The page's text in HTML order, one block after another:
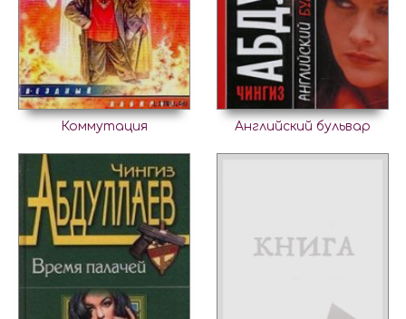
Коммутация Английский бульвар